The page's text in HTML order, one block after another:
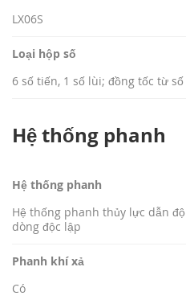
LX06S
Loại hộp số
6 số tiến, 1 số lùi; đồng tốc từ
Hệ thống phanh
Hệ thống phanh
Hệ thống phanh thủy lực dẫn
dòng độc lập
Phanh khí xả
Có